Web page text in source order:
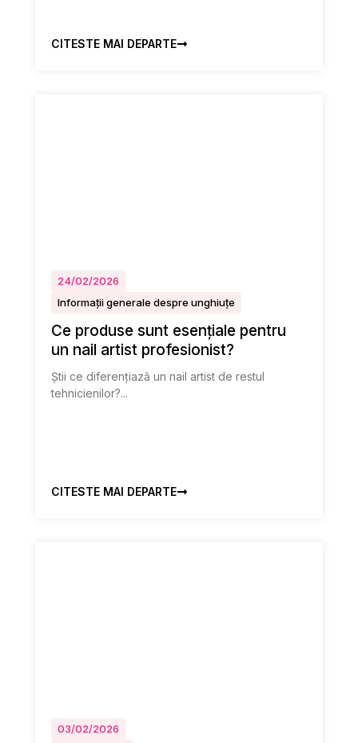
CITESTE MAI DEPARTE
CITESTE MAI DEPARTE
24/02/2026
Informații generale despre unghiuțe
Ce produse sunt esențiale pentru
un nail artist profesionist?
Știi ce diferențiază un nail artist de restul
tehnicienilor?...
03/02/2026